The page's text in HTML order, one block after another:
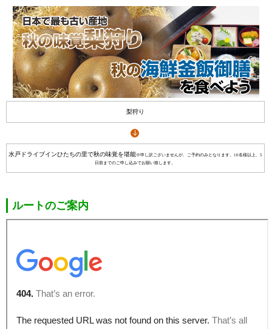
梨狩り
水戸ドライブインひたちの里で秋の味覚を堪能※申し訳ございませんが、ご予約のみとなります。10名様以上、5
日前までのご申し込みでお願い致します。
ルートのご案内